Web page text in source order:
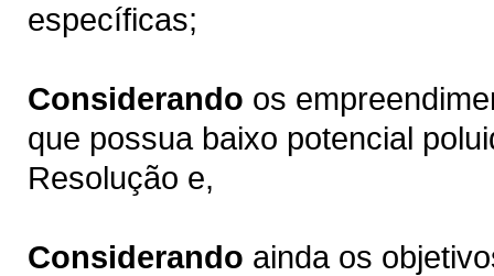
específicas;
Considerando os
que possua baixo potencial
Resolução e,
Considerando ainda os